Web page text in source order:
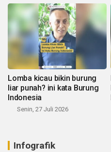
Lomba kicau bikin burung
liar punah? ini kata Burung
Indonesia
Senin, 27 Juli 2026
Infografik